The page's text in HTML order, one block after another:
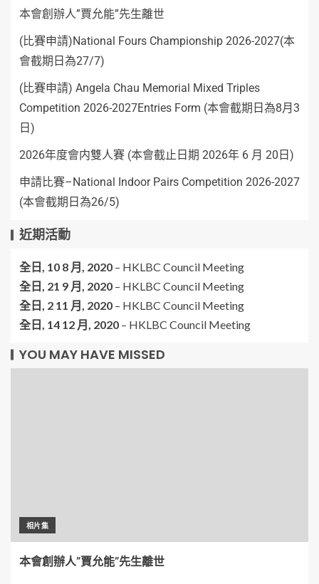
本會創辦人”賈允能”先生離世
(比賽申請)National Fours Championship 2026-2027(本
會截期日為27/7)
(比賽申請) Angela Chau Memorial Mixed Triples
Competition 2026-2027Entries Form (本會截期日為8月3
日)
2026年度會内雙人賽 (本會截止日期 2026年 6 月 20日)
申請比賽–National Indoor Pairs Competition 2026-2027
(本會截期日為26/5)
近期活動
全日, 10 8 月, 2020 – HKLBC Council Meeting
全日, 21 9 月, 2020 – HKLBC Council Meeting
全日, 2 11 月, 2020 – HKLBC Council Meeting
全日, 14 12 月, 2020 – HKLBC Council Meeting
YOU MAY HAVE MISSED
相片集
本會創辦人”賈允能”先生離世